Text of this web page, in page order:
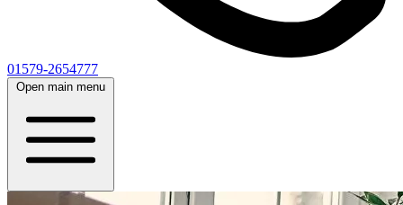
01579-2654777
Open main menu